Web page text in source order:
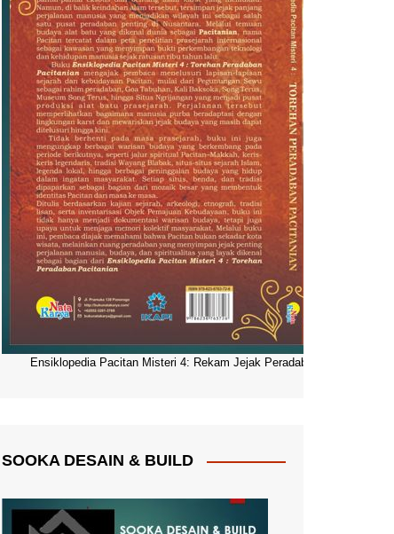
Ensiklopedia Pacitan Misteri 4: Rekam Jejak Peradaban Dunia
SOOKA DESAIN & BUILD